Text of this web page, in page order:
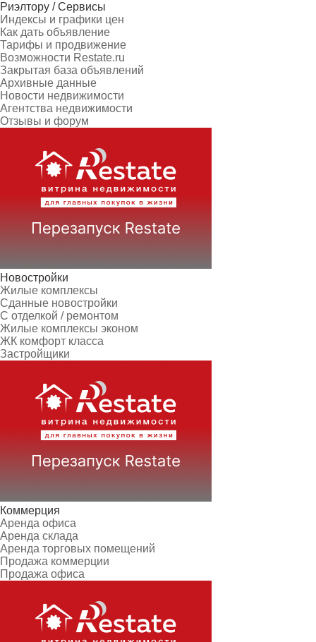
Риэлтору / Сервисы
Индексы и графики цен
Как дать объявление
Тарифы и продвижение
Возможности Restate.ru
Закрытая база объявлений
Архивные данные
Новости недвижимости
Агентства недвижимости
Отзывы и форум
Новостройки
Жилые комплексы
Сданные новостройки
С отделкой / ремонтом
Жилые комплексы эконом
ЖК комфорт класса
Застройщики
Коммерция
Аренда офиса
Аренда склада
Аренда торговых помещений
Продажа коммерции
Продажа офиса